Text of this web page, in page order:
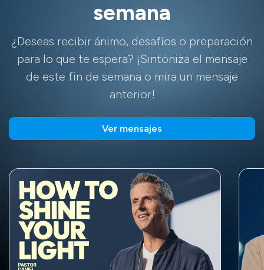
semana
¿Deseas recibir ánimo, desafíos o preparación
para lo que te espera? ¡Sintoniza el mensaje
de este fin de semana o mira un mensaje
anterior!
Ver mensajes